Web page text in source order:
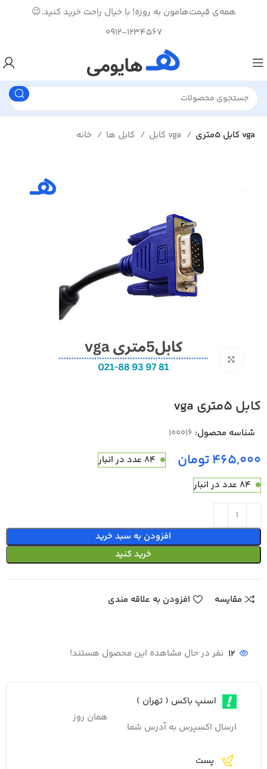
همه‌ی قیمت‌هامون به روزه! با خیال راحت خرید کنید.😉
0912-1234567
کابل vga کابل 5متری vga
بزرگنمایی تصویر
کابل 5متری vga
شناسه محصول: 100016
تومان
84 عدد در انبار
84 عدد در انبار
افزودن به سبد خرید
خرید کنید
مقایسه افزودن به علاقه مندی
12 نفر در حال مشاهده این محصول هستند!
اسنپ باکس ( تهران )
ارسال اکسپرس به آدرس شما
همان روز
پست